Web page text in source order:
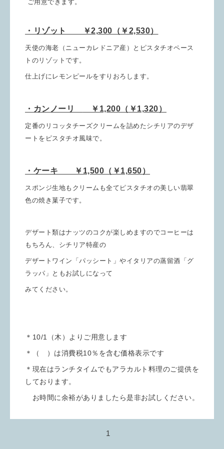
ご用意できます。
・リゾット ￥2,300（￥2,530）
天使の海老（ニューカレドニア産）とピスタチオペース
トのリゾットです。
仕上げにレモンピールをすりおろします。
・カンノーリ ￥1,200（￥1,320）
定番のリコッタチーズクリームを詰めたシチリアのデザ
ートをピスタチオ風味で。
・ケーキ ￥1,500（￥1,650）
スポンジ生地もクリームも全てピスタチオの美しい翡翠
色の焼き菓子です。
デザート類はナッツのコクが楽しめますのでコーヒーは
もちろん、シチリア特産の
デザートワイン「パッシート」やイタリアの蒸留酒「グ
ラッパ」ともお試しになって
みてください。
＊10/1（木）よりご用意します
＊（ ）は消費税10％を含む価格表示です
＊現在はランチタイムでもアラカルト料理のご提供を
しております。
お時間に余裕がありましたら是非お試しください。
1